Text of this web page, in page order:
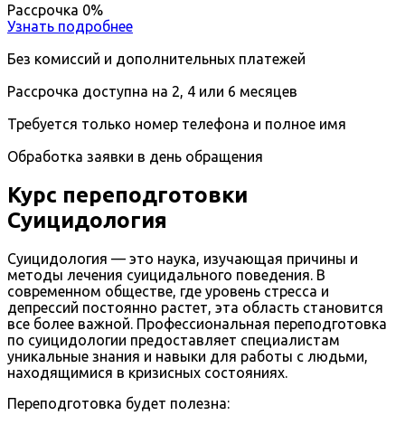
Рассрочка 0%
Узнать подробнее
Без комиссий и дополнительных платежей
Рассрочка доступна на 2, 4 или 6 месяцев
Требуется только номер телефона и полное имя
Обработка заявки в день обращения
Курс переподготовки
Суицидология
Суицидология — это наука, изучающая причины и
методы лечения суицидального поведения. В
современном обществе, где уровень стресса и
депрессий постоянно растет, эта область становится
все более важной. Профессиональная переподготовка
по суицидологии предоставляет специалистам
уникальные знания и навыки для работы с людьми,
находящимися в кризисных состояниях.
Переподготовка будет полезна: